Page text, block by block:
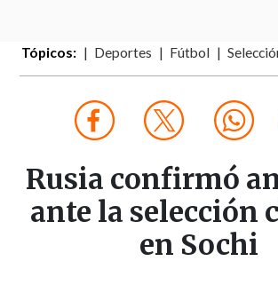
Tópicos: Deportes Fútbol
Rusia confirmó
ante la selección
en Sochi